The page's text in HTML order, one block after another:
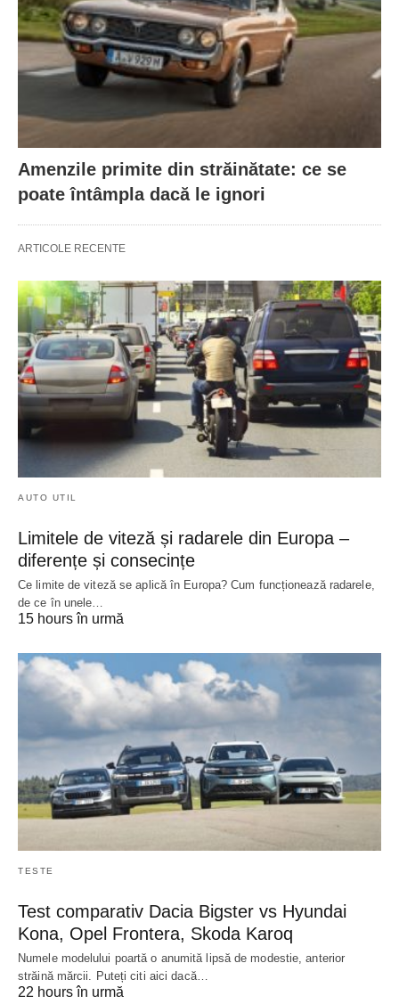
Amenzile primite din străinătate: ce se
poate întâmpla dacă le ignori
ARTICOLE RECENTE
AUTO UTIL
Limitele de viteză și radarele din Europa –
diferențe și consecințe
Ce limite de viteză se aplică în Europa? Cum funcționează radarele,
de ce în unele…
15 hours în urmă
TESTE
Test comparativ Dacia Bigster vs Hyundai
Kona, Opel Frontera, Skoda Karoq
Numele modelului poartă o anumită lipsă de modestie, anterior
străină mărcii. Puteți citi aici dacă…
22 hours în urmă